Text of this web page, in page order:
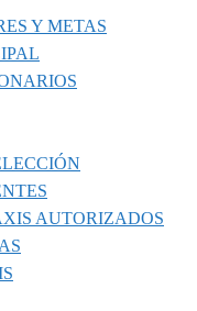
Y METAS
AUTORIZADOS